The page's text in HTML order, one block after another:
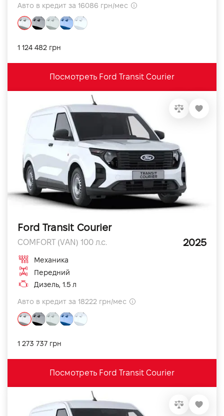
Авто в кредит за 16086 грн/мес
1 124 482 грн
Посмотреть Ford Transit Courier
Ford Transit Courier
COMFORT (VAN) 100 л.с. 2025
Механика
Передний
Дизель, 1.5 л
Авто в кредит за 18222 грн/мес
1 273 737 грн
Посмотреть Ford Transit Courier